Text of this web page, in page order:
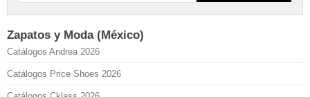
Zapatos y Moda (México)
Catálogos Andrea 2026
Catálogos Price Shoes 2026